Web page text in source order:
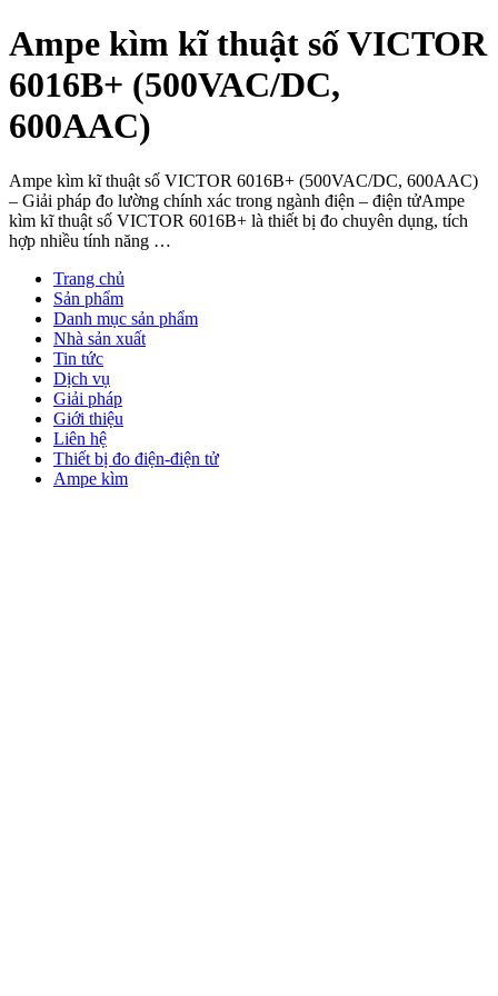
Ampe kìm kĩ thuật số VICTOR
6016B+ (500VAC/DC,
600AAC)
Ampe kìm kĩ thuật số VICTOR 6016B+ (500VAC/DC, 600AAC)
– Giải pháp đo lường chính xác trong ngành điện – điện tửAmpe
kìm kĩ thuật số VICTOR 6016B+ là thiết bị đo chuyên dụng, tích
hợp nhiều tính năng …
Trang chủ
Sản phẩm
Danh mục sản phẩm
Nhà sản xuất
Tin tức
Dịch vụ
Giải pháp
Giới thiệu
Liên hệ
Thiết bị đo điện-điện tử
Ampe kìm